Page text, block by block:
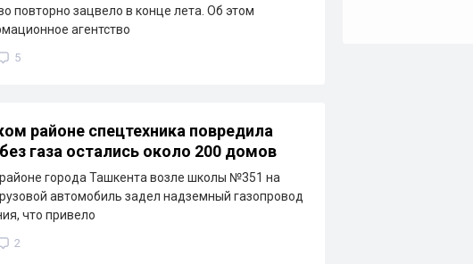
повторно зацвело в конце лета. Об этом
агентство
5
районе спецтехника повредила
газа остались около 200 домов
города Ташкента возле школы №351 на
автомобиль задел надземный газопровод
что привело
2